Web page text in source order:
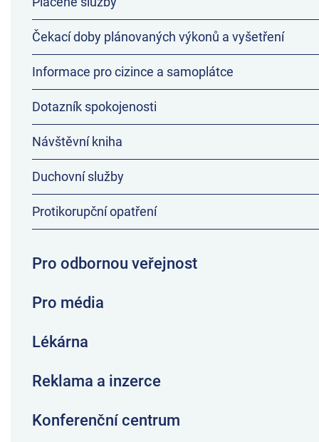
Čekací doby plánovaných výkonů a vyšetření
Informace pro cizince a samoplátce
Dotazník spokojenosti
Návštěvní kniha
Duchovní služby
Protikorupční opatření
Pro odbornou veřejnost
Pro média
Lékárna
Reklama a inzerce
Konferenční centrum